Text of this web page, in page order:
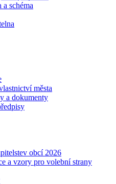
schéma
města
a dokumenty
obcí 2026
a vzory pro volební strany